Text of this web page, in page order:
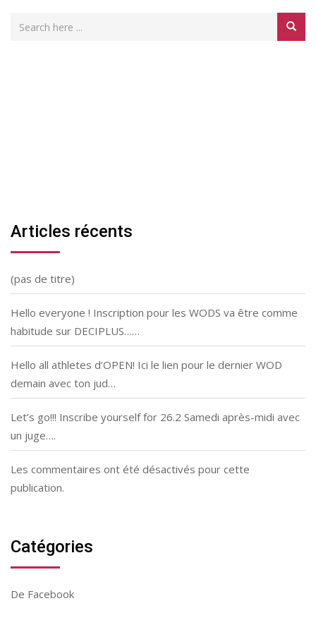
Articles récents
(pas de titre)
Hello everyone ! Inscription pour les WODS va être comme
habitude sur DECIPLUS……
Hello all athletes d’OPEN! Ici le lien pour le dernier WOD
demain avec ton jud…
Let’s go!!! Inscribe yourself for 26.2 Samedi après-midi avec
un juge….
Les commentaires ont été désactivés pour cette
publication.
Catégories
De Facebook